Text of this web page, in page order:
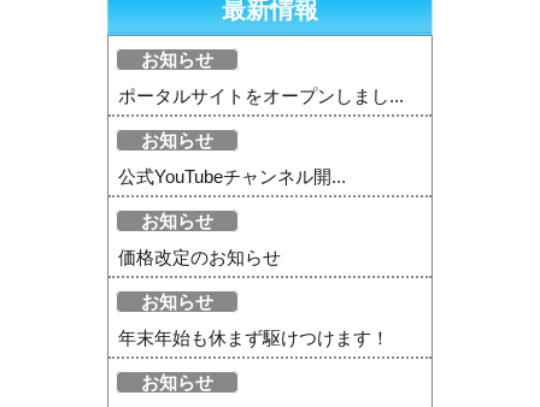
最新情報
お知らせ
ポータルサイトをオープンしまし...
お知らせ
公式YouTubeチャンネル開...
お知らせ
価格改定のお知らせ
お知らせ
年末年始も休まず駆けつけます！
お知らせ